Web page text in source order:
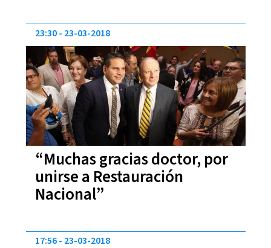
“Muchas gracias doctor, por
unirse a Restauración
Nacional”
23:30 23-03-2018
17:56 23-03-2018